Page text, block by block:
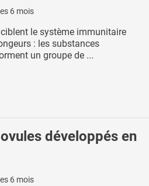
6 mois
le système immunitaire
: les substances
un groupe de ...
développés en
6 mois